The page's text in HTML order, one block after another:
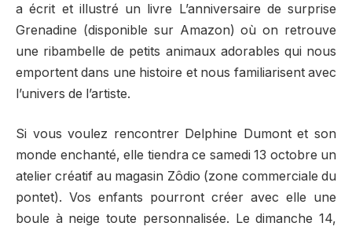
a écrit et illustré un livre L’anniversaire de surprise
Grenadine (disponible sur Amazon) où on retrouve
une ribambelle de petits animaux adorables qui nous
emportent dans une histoire et nous familiarisent avec
l’univers de l’artiste.
Si vous voulez rencontrer Delphine Dumont et son
monde enchanté, elle tiendra ce samedi 13 octobre un
atelier créatif au magasin Zôdio (zone commerciale du
pontet). Vos enfants pourront créer avec elle une
boule à neige toute personnalisée. Le dimanche 14,